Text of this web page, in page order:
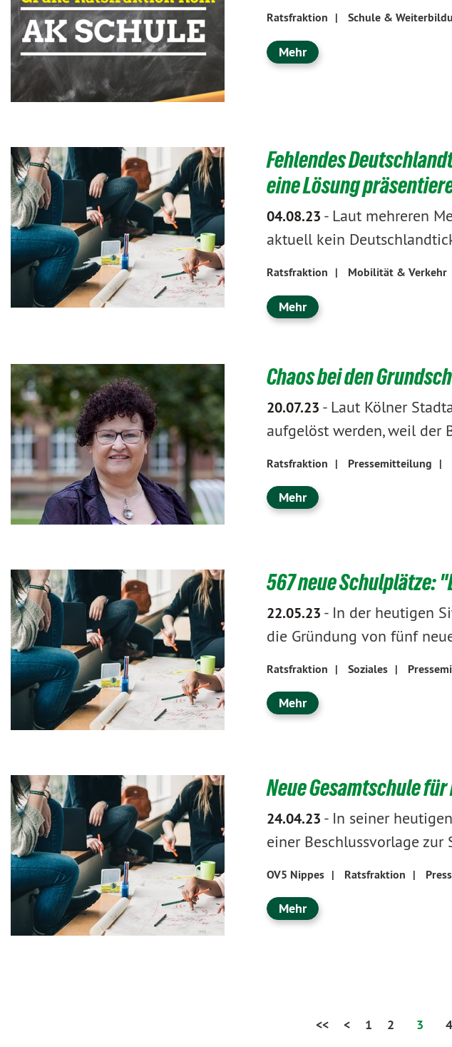
Ratsfraktion | Schule &
Mehr
Fehlendes
eine Lösung
04.08.23 - Laut mehreren
aktuell kein
Ratsfraktion | Mobilität & Verkehr
Mehr
Chaos bei den
20.07.23 - Laut Kölner
aufgelöst werden, weil der
Ratsfraktion | Pressemitteilung |
Mehr
567 neue Schulplätze:
22.05.23 - In der heutigen
die Gründung von fünf
Ratsfraktion | Soziales |
Mehr
Neue Gesamtschule
24.04.23 - In seiner
einer Beschlussvorlage
OV5 Nippes | Ratsfraktion |
Mehr
<<
< 1 2 3 4